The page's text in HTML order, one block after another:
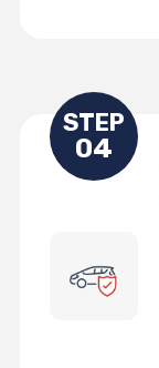
STEP
04